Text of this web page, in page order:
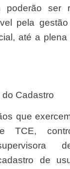
poderão ser
pela
até a plena
do Cadastro
TCE,
de